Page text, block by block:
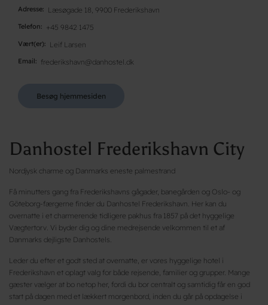
Adresse Læsøgade 18, 9900 Frederikshavn
Telefon +45 9842 1475
Vært(er) Leif Larsen
Email frederikshavn@danhostel.dk
Besøg hjemmesiden
Danhostel Frederikshavn City
Nordjysk charme og Danmarks eneste palmestrand
Få minutters gang fra Frederikshavns gågader, banegården og Oslo- og
Göteborg-færgerne finder du Danhostel Frederikshavn. Her kan du
overnatte i et charmerende tidligere pakhus fra 1857 på det hyggelige
Vægtertorv. Vi byder dig og dine medrejsende velkommen til et af
Danmarks dejligste Danhostels.
Leder du efter et godt sted at overnatte, er vores hyggelige hotel i
Frederikshavn et oplagt valg for både rejsende, familier og grupper. Mange
gæster vælger at bo netop her, fordi du bor centralt og samtidig får en god
start på dagen med et lækkert morgenbord, inden du går på opdagelse i